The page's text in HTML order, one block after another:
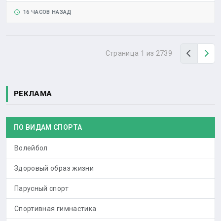
16 ЧАСОВ НАЗАД
Страница 1 из 2739 Назад
РЕКЛАМА
ПО ВИДАМ СПОРТА
Волейбол
Здоровый образ жизни
Парусный спорт
Спортивная гимнастика